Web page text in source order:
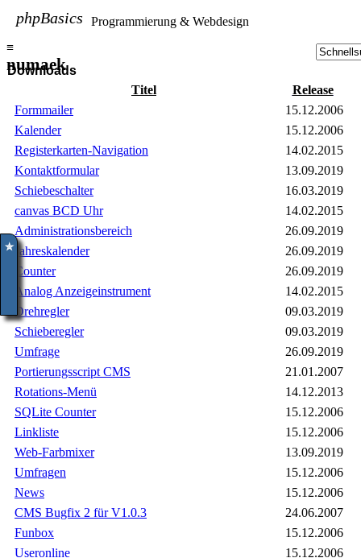
✮
phpBasics
Programmierung & Webdesign
≡
numaek
Downloads
Titel
Release
Formmailer
15.12.2006
Kalender
15.12.2006
Registerkarten-Navigation
14.02.2015
Kontaktformular
13.09.2019
Schiebeschalter
16.03.2019
canvas BCD Uhr
14.02.2015
Administrationsbereich
26.09.2019
Jahreskalender
26.09.2019
Counter
26.09.2019
Analog Anzeigeinstrument
14.02.2015
Drehregler
09.03.2019
Schieberegler
09.03.2019
Umfrage
26.09.2019
Portierungsscript CMS
21.01.2007
Rotations-Menü
14.12.2013
SQLite Counter
15.12.2006
Linkliste
15.12.2006
Web-Farbmixer
13.09.2019
Umfragen
15.12.2006
News
15.12.2006
CMS Bugfix 2 für V1.0.3
24.06.2007
Funbox
15.12.2006
Useronline
15.12.2006